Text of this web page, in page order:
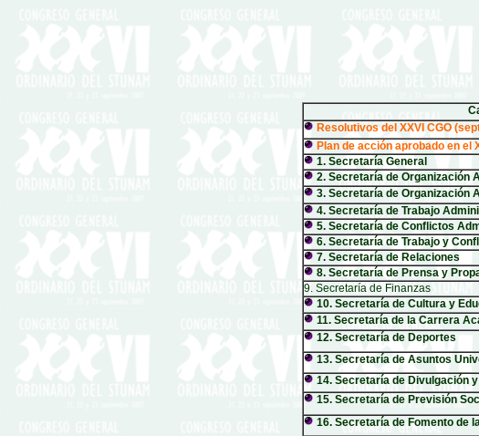
Resolutivos del XXVI CGO
Plan de acción aprobado en el
1. Secretaría General
2. Secretaría de Organización
3. Secretaría de Organización
4. Secretaría de Trabajo
5. Secretaría de Conflictos
6. Secretaría de Trabajo y
7. Secretaría de Relaciones
8. Secretaría de Prensa y
9. Secretaría de Finanzas
10. Secretaría de Cultura y
11. Secretaría de la Carrera
12. Secretaría de Deportes
13. Secretaría de Asuntos
14. Secretaría de Divulgación
15. Secretaría de Previsión
16. Secretaría de Fomento de